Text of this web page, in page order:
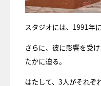
スタジオには、1991年
さらに、彼に影響を受
たかに迫る。
はたして、3人がそれぞ